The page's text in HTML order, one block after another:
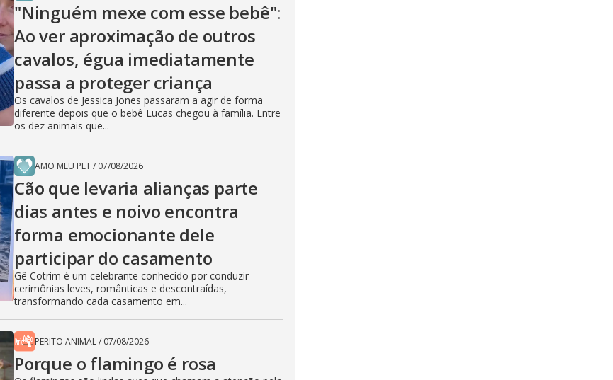
"Ninguém mexe com esse bebê":
Ao ver aproximação de outros
cavalos, égua imediatamente
passa a proteger criança
Os cavalos de Jessica Jones passaram a agir de forma
diferente depois que o bebê Lucas chegou à família. Entre
os dez animais que...
AMO MEU PET/ 07/08/2026
Cão que levaria alianças parte
dias antes e noivo encontra
forma emocionante dele
participar do casamento
Gê Cotrim é um celebrante conhecido por conduzir
cerimônias leves, românticas e descontraídas,
transformando cada casamento em...
PERITO ANIMAL/ 07/08/2026
Porque o flamingo é rosa